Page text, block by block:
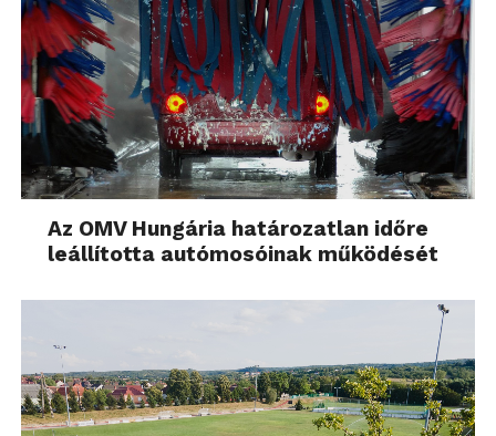
Az OMV Hungária határozatlan időre
leállította autómosóinak működését